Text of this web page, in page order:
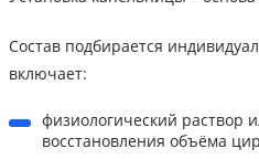
Состав подбирается
включает:
физиологический раствор
восстановления объёма